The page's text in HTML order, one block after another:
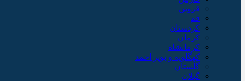
قزوین
قم
کردستان
کرمان
کرمانشاه
کهگلویه و بویر احمد
گلستان
گیلان